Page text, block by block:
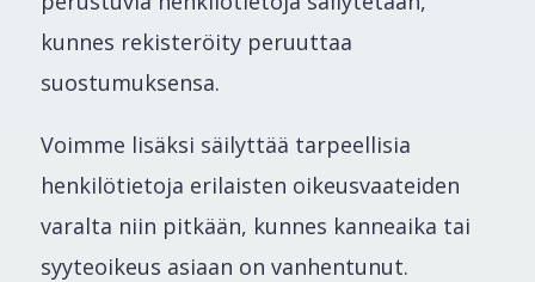
kunnes rekisteröity peruuttaa
suostumuksensa.
Voimme lisäksi säilyttää tarpeellisia
henkilötietoja erilaisten oikeusvaateiden
varalta niin pitkään, kunnes kanneaika tai
syyteoikeus asiaan on vanhentunut.